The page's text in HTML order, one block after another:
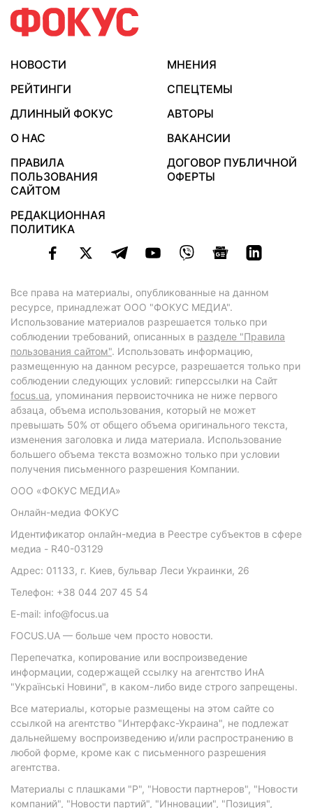
НОВОСТИ
МНЕНИЯ
РЕЙТИНГИ
СПЕЦТЕМЫ
ДЛИННЫЙ ФОКУС
АВТОРЫ
О НАС
ВАКАНСИИ
ПРАВИЛА
ПОЛЬЗОВАНИЯ
САЙТОМ
ДОГОВОР ПУБЛИЧНОЙ
ОФЕРТЫ
РЕДАКЦИОННАЯ
ПОЛИТИКА
Все права на материалы, опубликованные на данном
ресурсе, принадлежат ООО "ФОКУС МЕДИА".
Использование материалов разрешается только при
соблюдении требований, описанных в разделе "Правила
пользования сайтом". Использовать информацию,
размещенную на данном ресурсе, разрешается только при
соблюдении следующих условий: гиперссылки на Сайт
focus.ua, упоминания первоисточника не ниже первого
абзаца, объема использования, который не может
превышать 50% от общего объема оригинального текста,
изменения заголовка и лида материала. Использование
большего объема текста возможно только при условии
получения письменного разрешения Компании.
ООО «ФОКУС МЕДИА»
Онлайн-медиа ФОКУС
Идентификатор онлайн-медиа в Реестре субъектов в сфере
медиа - R40-03129
Адрес: 01133, г. Киев, бульвар Леси Украинки, 26
Телефон: +38 044 207 45 54
E-mail: info@focus.ua
FOCUS.UA — больше чем просто новости.
Перепечатка, копирование или воспроизведение
информации, содержащей ссылку на агентство ИнА
"Українські Новини", в каком-либо виде строго запрещены.
Все материалы, которые размещены на этом сайте со
ссылкой на агентство "Интерфакс-Украина", не подлежат
дальнейшему воспроизведению и/или распространению в
любой форме, кроме как с письменного разрешения
агентства.
Материалы с плашками "Р", "Новости партнеров", "Новости
компаний", "Новости партий", "Инновации", "Позиция",